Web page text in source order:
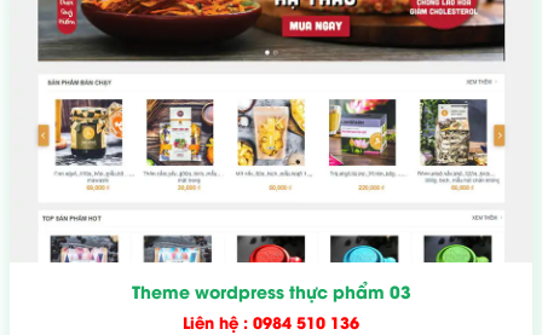
Theme wordpress thực phẩm 03
Liên hệ : 0984 510 136